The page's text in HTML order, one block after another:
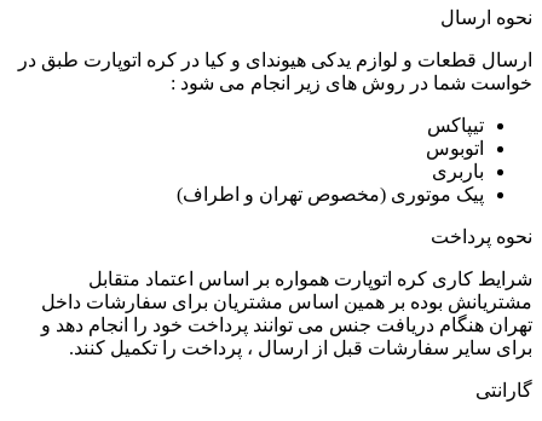
نحوه ارسال
ارسال قطعات و لوازم یدکی هیوندای و کیا در کره اتوپارت طبق در
خواست شما در روش های زیر انجام می شود :
تیپاکس
اتوبوس
باربری
پیک موتوری (مخصوص تهران و اطراف)
نحوه پرداخت
شرایط کاری کره اتوپارت همواره بر اساس اعتماد متقابل
مشتریانش بوده بر همین اساس مشتریان برای سفارشات داخل
تهران هنگام دریافت جنس می توانند پرداخت خود را انجام دهد و
برای سایر سفارشات قبل از ارسال ، پرداخت را تکمیل کنند.
گارانتی